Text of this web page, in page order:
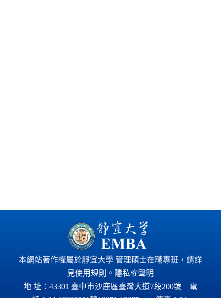
本網站著作權屬於靜宜大學 管理碩士在職專班，請詳
見使用規則 。 隱私權聲明
地 址：43301 臺中市沙鹿區臺灣大道7段200號 電